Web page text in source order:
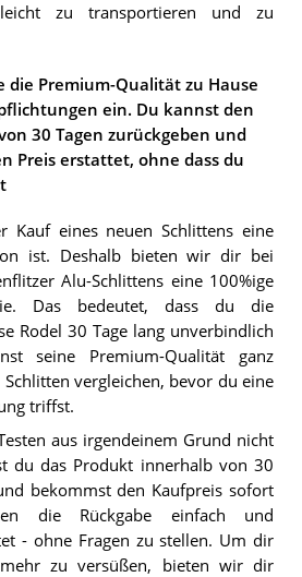
zu transportieren und zu
die Premium-Qualität zu Hause
ein. Du kannst den
30 Tagen zurückgeben und
Preis erstattet, ohne dass du
Kauf eines neuen Schlittens eine
ist. Deshalb bieten wir dir bei
Alu-Schlittens eine 100%ige
Das bedeutet, dass du die
Rodel 30 Tage lang unverbindlich
seine Premium-Qualität ganz
vergleichen, bevor du eine
triffst.
aus irgendeinem Grund nicht
du das Produkt innerhalb von 30
bekommst den Kaufpreis sofort
die Rückgabe einfach und
- ohne Fragen zu stellen. Um dir
zu versüßen, bieten wir dir